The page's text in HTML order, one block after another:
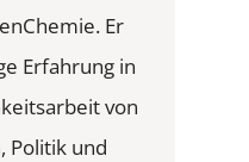
Er
Erfahrung in
von
Politik und